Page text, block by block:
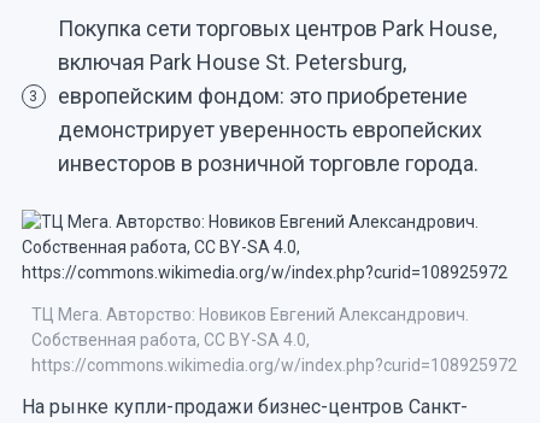
3
Покупка сети торговых центров Park House,
включая Park House St. Petersburg,
европейским фондом: это приобретение
демонстрирует уверенность европейских
инвесторов в розничной торговле города.
ТЦ Мега. Авторство: Новиков Евгений Александрович.
Собственная работа, CC BY-SA 4.0,
https://commons.wikimedia.org/w/index.php?curid=108925972
На рынке купли-продажи бизнес-центров Санкт-